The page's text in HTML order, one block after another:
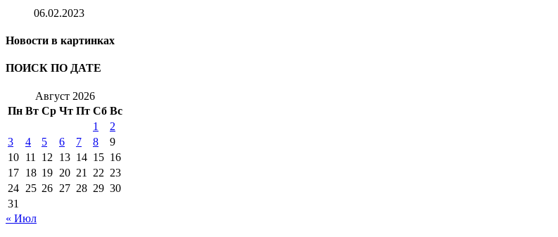
06.02.2023
Новости в картинках
ПОИСК ПО ДАТЕ
Август 2026
Пн Вт Ср Чт Пт Сб Вс
1
2
3
4 5 6 7 8
9
10 11 12 13 14 15 16
17 18 19 20 21 22 23
24 25 26 27 28 29 30
31
« Июл